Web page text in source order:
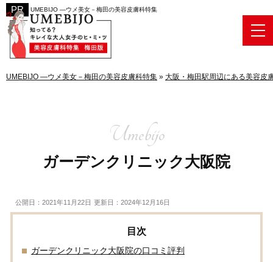
UMEBIJO ―ウメ美女－梅田の美容皮膚科特集
UMEBIJO ―ウメ美女－梅田の美容皮膚科特集 » 大阪・梅田駅周辺にある美容皮
ガーデンクリニック大阪院
公開日：2021年11月22日 更新日：2024年12月16日
ガーデンクリニック大阪院の口コミ評判